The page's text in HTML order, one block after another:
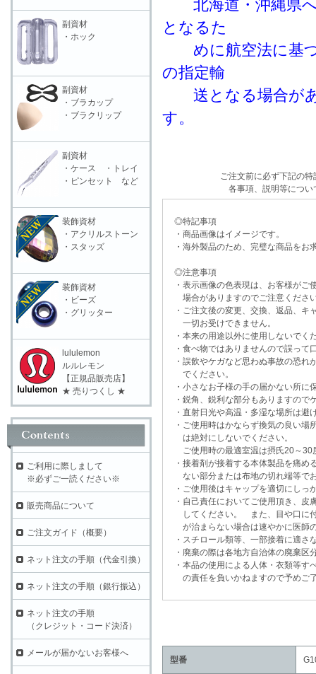
北海道・沖縄県へ
となるた
めに航空法に基づ
の指定輸
送となる場合があ
す。
ご注文前に必ず下記の
各事項、説明等につい
◎特記事項
・商品画像はイメージです。
・海外製品のため、完璧な商品をお
◎注意事項
・表示画像の色表現は、お客様がご
場合がありますのでご注意くださ
・ご注文後の変更、交換、返品、キ
一切お受けできません。
・本来の用途以外に使用しないでく
・食べ物ではありませんので誤って
・誤飲やケガなど思わぬ事故の恐れ
でください。
・小さなお子様の手の届かない所に
・鋭角、鋭利な部分もありますので
・直射日光や高温・多湿な場所は避
・ご使用時はかならず換気の良い場
は絶対にしないでください。
ご使用時の最適室温は摂氏20～30
・接着剤が接着する本体製品を痛め
ない部分または布地の切れ端等で
・ご使用後はキャップを適切にしっ
・自己責任においてご使用頂き、皮
してください。 また、目や口に付
が治まらない場合は速やかに医師
・スチロール類等、一部接着に適さ
・廃棄の際は各地方自治体の廃棄区
・本品の使用による人体・衣類等す
の責任を負いかねますので予めご
型番
副資材
・ホック
副資材
・ブラカップ
・ブラクリップ
副資材
・ケース ・トレイ
・ピンセット など
装飾資材
・アクリルストーン
・スタッズ
装飾資材
・ビーズ
・グリッター
lululemon
ルルレモン
【正規品販売店】
★ 売りつくし ★
ご利用に際しまして
※必ずご一読ください※
販売商品について
ご注文ガイド（概要）
ネット注文の手順（代金引換）
ネット注文の手順（銀行振込）
ネット注文の手順
（クレジット・コード決済）
メールが届かないお客様へ